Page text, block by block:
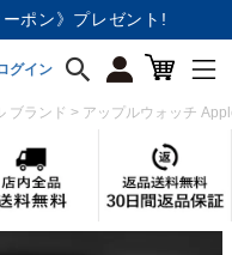
％進呈》
グイン
ブランド アップルウォッチ